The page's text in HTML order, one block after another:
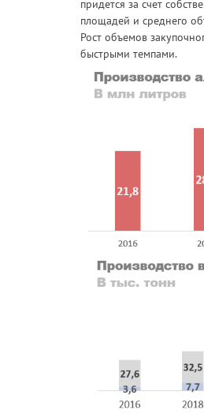
придется за счет
площадей и среднего
Рост объемов
быстрыми темпами.